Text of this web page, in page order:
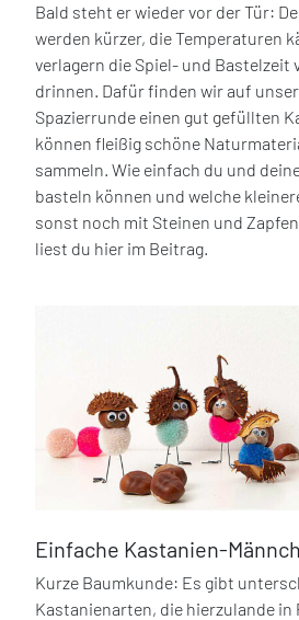
Bald steht er wieder vor der Tür:
werden kürzer, die Temperaturen
verlagern die Spiel- und Bastelzeit
drinnen. Dafür finden wir auf
Spazierrunde einen gut gefüllten
können fleißig schöne
sammeln. Wie einfach du und
basteln können und welche
sonst noch mit Steinen und
liest du hier im Beitrag.
Einfache Kastanien-
Kurze Baumkunde: Es gibt
Kastanienarten, die hierzulande in